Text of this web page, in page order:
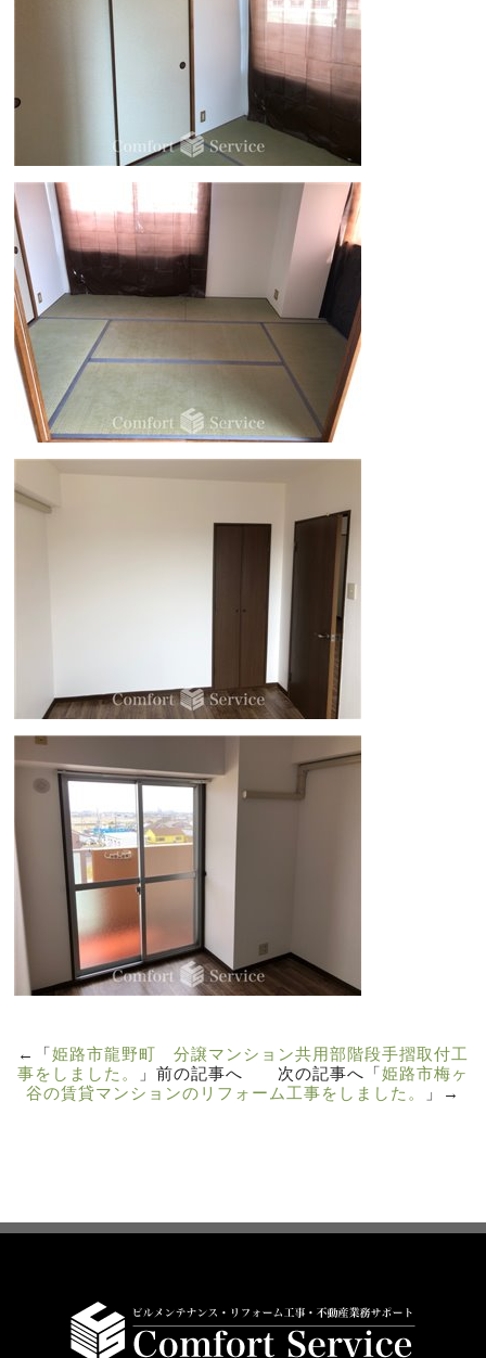
←「姫路市龍野町 分譲マンション共用部階段手摺取付工
事をしました。
」前の記事へ 次の記事へ「姫路市梅ヶ
谷の賃貸マンションのリフォーム工事をしました。
」→